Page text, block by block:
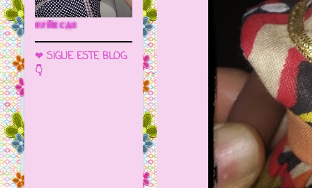
🌼 LA CUEVA DE LAS MUÑECAS
❤ SIGUE ESTE BLOG
👇